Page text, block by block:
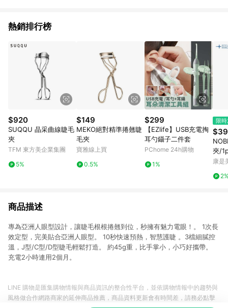
熱銷排行榜
$920
SUQQU 晶采曲線睫毛
夾
TFM 東方美企業集團
5%
$149
MEKO絕對精準捲翹睫
毛夾
寶雅線上買
0.5%
$299
【EZlife】USB充電掏
耳勺鑷子二件套
PChome 24h購物
1%
限
夾/
康是
商品描述
專為亞洲人眼型設計，讓睫毛根根捲翹到位，秒擁有魅力電眼！。 1次長
效定型，完美貼合亞洲人眼型。 10秒快速預熱，智慧護睫 。3檔細膩控
溫，J型/C型/D型睫毛輕鬆打造。 約45g重，比手掌小，小巧好攜帶。
充電2小時連用2個月。
LINE 購物是匯集購物情報與商品資訊的整合性平台，並依購物情報中的趨勢與
風格做合作網路商家的延伸商品推薦，商品資料更新會有時間差，請務必點擊